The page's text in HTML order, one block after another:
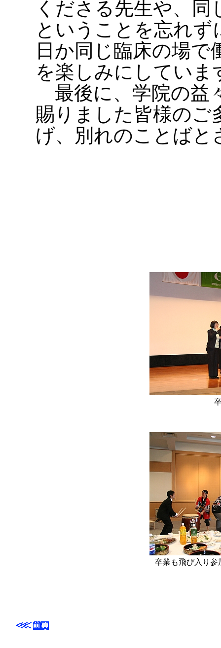
くださる先生や、
ということを忘れ
日か同じ臨床の場
を楽しみにしていま
最後に、学院の益
賜りました皆様のご
げ、別れのことば
卒業も飛び入り参